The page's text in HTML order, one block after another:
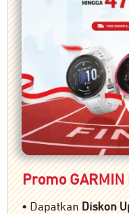
Promo
•DapatkanDiskon